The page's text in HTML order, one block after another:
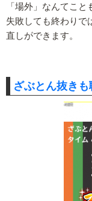
「場外」なんてこと
失敗しても終わりで
直しができます。
ざぶとん抜きも